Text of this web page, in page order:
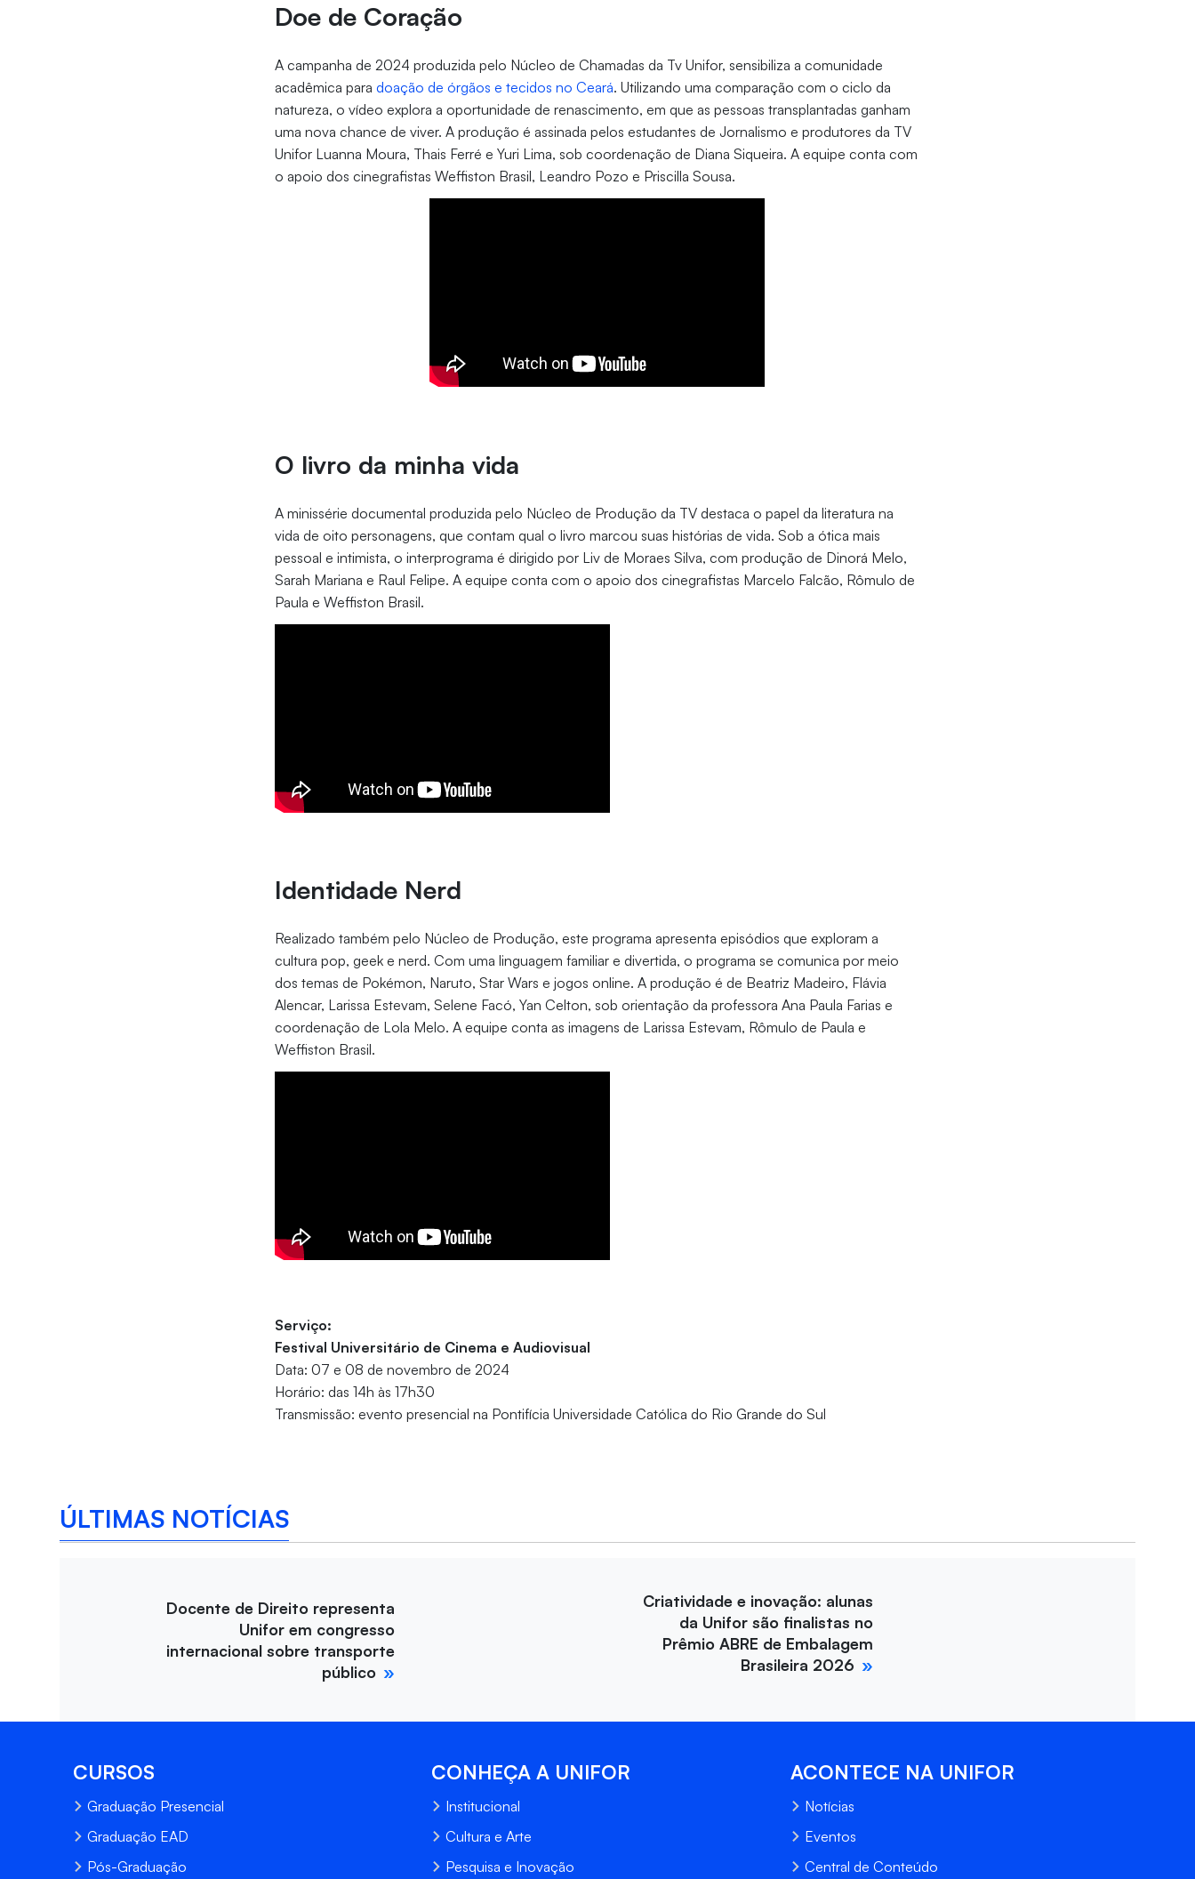
Doe de Coração
A campanha de 2024 produzida pelo Núcleo de Chamadas da Tv Unifor, sensibiliza a comunidade
acadêmica para doação de órgãos e tecidos no Ceará. Utilizando uma comparação com o ciclo da
natureza, o vídeo explora a oportunidade de renascimento, em que as pessoas transplantadas ganham
uma nova chance de viver. A produção é assinada pelos estudantes de Jornalismo e produtores da TV
Unifor Luanna Moura, Thais Ferré e Yuri Lima, sob coordenação de Diana Siqueira. A equipe conta com
o apoio dos cinegrafistas Weffiston Brasil, Leandro Pozo e Priscilla Sousa.
O livro da minha vida
A minissérie documental produzida pelo Núcleo de Produção da TV destaca o papel da literatura na
vida de oito personagens, que contam qual o livro marcou suas histórias de vida. Sob a ótica mais
pessoal e intimista, o interprograma é dirigido por Liv de Moraes Silva, com produção de Dinorá Melo,
Sarah Mariana e Raul Felipe. A equipe conta com o apoio dos cinegrafistas Marcelo Falcão, Rômulo de
Paula e Weffiston Brasil.
Identidade Nerd
Realizado também pelo Núcleo de Produção, este programa apresenta episódios que exploram a
cultura pop, geek e nerd. Com uma linguagem familiar e divertida, o programa se comunica por meio
dos temas de Pokémon, Naruto, Star Wars e jogos online. A produção é de Beatriz Madeiro, Flávia
Alencar, Larissa Estevam, Selene Facó, Yan Celton, sob orientação da professora Ana Paula Farias e
coordenação de Lola Melo. A equipe conta as imagens de Larissa Estevam, Rômulo de Paula e
Weffiston Brasil.
Serviço:
Festival Universitário de Cinema e Audiovisual
Data: 07 e 08 de novembro de 2024
Horário: das 14h às 17h30
Transmissão: evento presencial na Pontifícia Universidade Católica do Rio Grande do Sul
ÚLTIMAS NOTÍCIAS
Docente de Direito representa
Unifor em congresso
internacional sobre transporte
público
Criatividade e inovação: alunas
da Unifor são finalistas no
Prêmio ABRE de Embalagem
Brasileira 2026
CURSOS
Graduação Presencial
Graduação EAD
Pós-Graduação
CONHEÇA A UNIFOR
Institucional
Cultura e Arte
Pesquisa e Inovação
ACONTECE NA UNIFOR
Notícias
Eventos
Central de Conteúdo